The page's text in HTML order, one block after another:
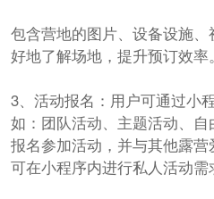
包含营地的图片、设备设施
好地了解场地，提升预订效率。
3、活动报名：用户可通过小
如：团队活动、主题活动、
报名参加活动，并与其他露
可在小程序内进行私人活动需